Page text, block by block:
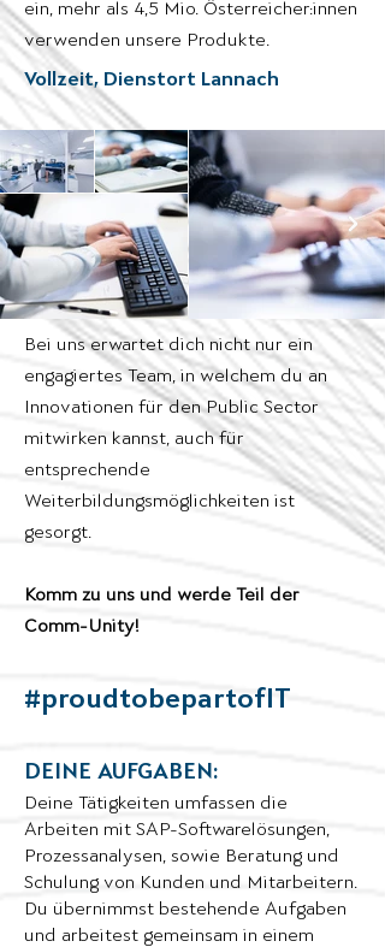
ein, mehr als 4,5 Mio. Österreicher:innen
verwenden unsere Produkte.
Vollzeit, Dienstort Lannach
Bei uns erwartet dich nicht nur ein
engagiertes Team, in welchem du an
Innovationen für den Public Sector
mitwirken kannst, auch für
entsprechende
Weiterbildungsmöglichkeiten ist
gesorgt.
Komm zu uns und werde Teil der
Comm-Unity!
#proudtobepartofIT
DEINE AUFGABEN:
Deine Tätigkeiten umfassen die
Arbeiten mit SAP-Softwarelösungen,
Prozessanalysen, sowie Beratung und
Schulung von Kunden und Mitarbeitern.
Du übernimmst bestehende Aufgaben
und arbeitest gemeinsam in einem